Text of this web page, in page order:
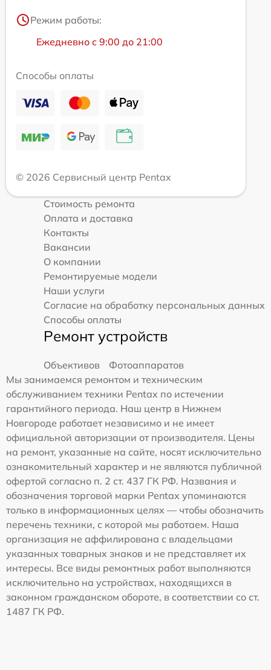
Режим работы:
Ежедневно с 9:00 до 21:00
Способы оплаты
© 2026 Сервисный центр Pentax
Стоимость ремонта
Оплата и доставка
Контакты
Вакансии
О компании
Ремонтируемые модели
Наши услуги
Согласие на обработку персональных данных
Способы оплаты
Ремонт устройств
Объективов
Фотоаппаратов
Мы занимаемся ремонтом и техническим
обслуживанием техники Pentax по истечении
гарантийного периода. Наш центр в Нижнем
Новгороде работает независимо и не имеет
официальной авторизации от производителя. Цены
на ремонт, указанные на сайте, носят исключительно
ознакомительный характер и не являются публичной
офертой согласно п. 2 ст. 437 ГК РФ. Названия и
обозначения торговой марки Pentax упоминаются
только в информационных целях — чтобы обозначить
перечень техники, с которой мы работаем. Наша
организация не аффилирована с владельцами
указанных товарных знаков и не представляет их
интересы. Все виды ремонтных работ выполняются
исключительно на устройствах, находящихся в
законном гражданском обороте, в соответствии со ст.
1487 ГК РФ.